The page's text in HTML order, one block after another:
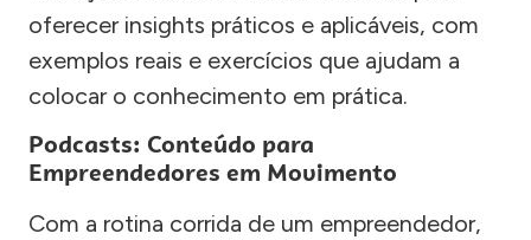
oferecer insights práticos e aplicáveis, com
exemplos reais e exercícios que ajudam a
colocar o conhecimento em prática.
Podcasts: Conteúdo para
Empreendedores em Movimento
Com a rotina corrida de um empreendedor,